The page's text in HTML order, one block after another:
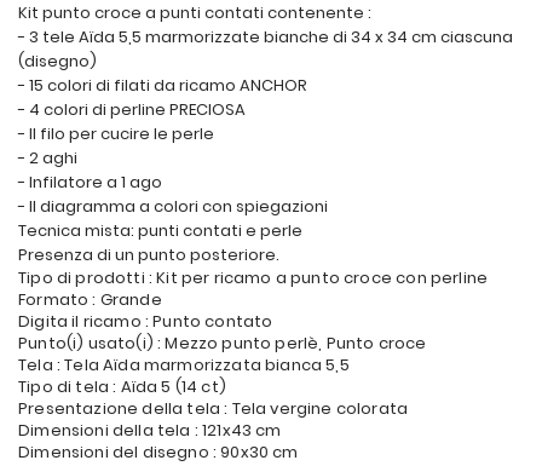
Kit punto croce a punti contati contenente :
- 3 tele Aïda 5,5 marmorizzate bianche di 34 x 34 cm ciascuna
(disegno)
- 15 colori di filati da ricamo ANCHOR
- 4 colori di perline PRECIOSA
- Il filo per cucire le perle
- 2 aghi
- Infilatore a 1 ago
- Il diagramma a colori con spiegazioni
Tecnica mista: punti contati e perle
Presenza di un punto posteriore.
Tipo di prodotti : Kit per ricamo a punto croce con perline
Formato : Grande
Digita il ricamo : Punto contato
Punto(i) usato(i) : Mezzo punto perlè, Punto croce
Tela : Tela Aïda marmorizzata bianca 5,5
Tipo di tela : Aïda 5 (14 ct)
Presentazione della tela : Tela vergine colorata
Dimensioni della tela : 121x43 cm
Dimensioni del disegno : 90x30 cm